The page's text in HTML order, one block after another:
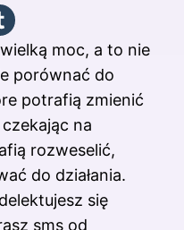
moc, a to nie
porównać do
potrafią zmienić
na
rozweselić,
do działania.
się
sms od